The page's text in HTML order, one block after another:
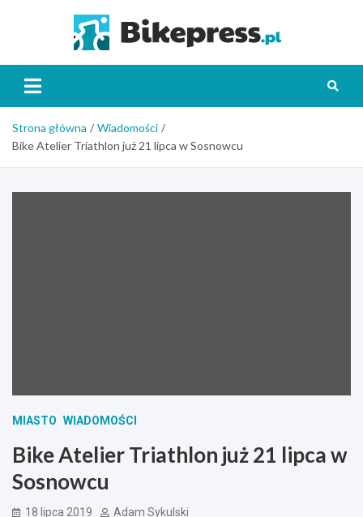
Strona główna
Wiadomości
Bike Atelier Triathlon już 21 lipca w Sosnowcu
MIASTO WIADOMOŚCI
Bike Atelier Triathlon już 21 lipca w
Sosnowcu
18 lipca 2019 Adam Sykulski